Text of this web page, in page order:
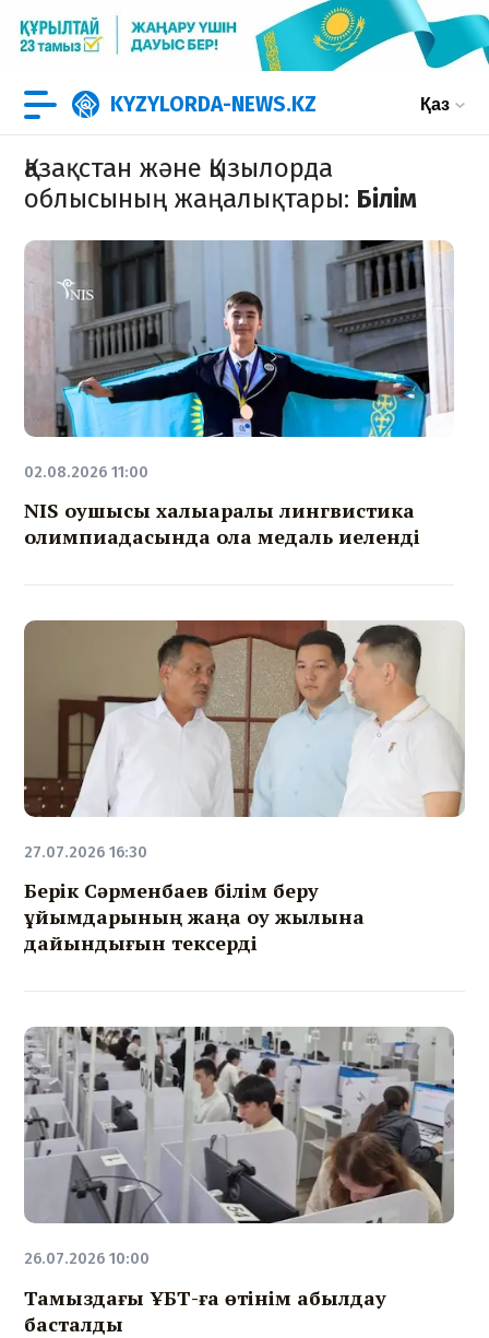
KYZYLORDA-NEWS.KZ Қаз
Қазақстан және Қызылорда
облысының жаңалықтары: Білім
02.08.2026 11:00
NIS оқушысы халықаралық лингвистика
олимпиадасында қола медаль иеленді
27.07.2026 16:30
Берік Сәрменбаев білім беру
ұйымдарының жаңа оқу жылына
дайындығын тексерді
26.07.2026 10:00
Тамыздағы ҰБТ-ға өтінім қабылдау
басталды